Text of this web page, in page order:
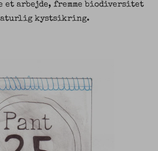
et arbejde, fremme biodiversitet
kystsikring.